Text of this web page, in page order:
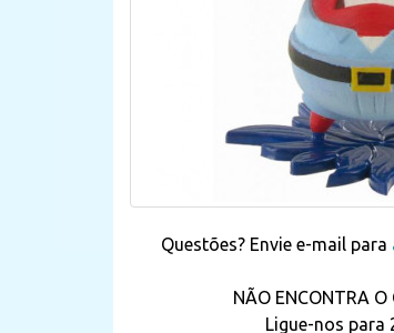
Questões? Envie e-mail para
NÃO ENCONTRA O
Ligue-nos para